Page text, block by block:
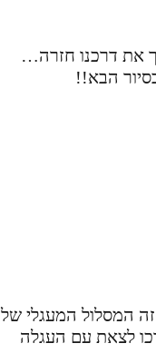
את דרכנו חזרה…
הבא!!
המסלול המעגלי של
לצאת עם העגלה